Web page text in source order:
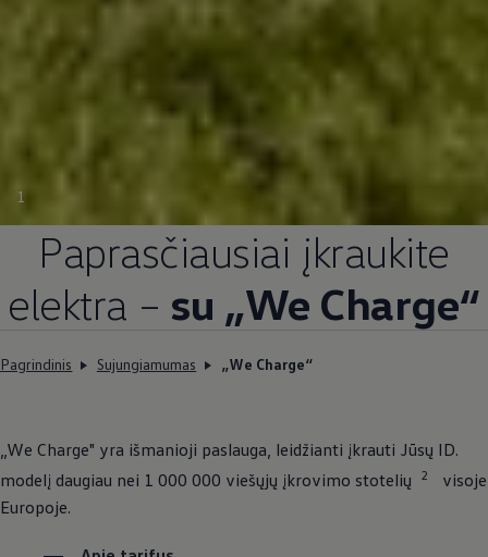
1
Paprasčiausiai įkraukite
elektra – su „We Charge“
Pagrindinis Sujungiamumas „We Charge“
„We Charge" yra išmanioji paslauga, leidžianti įkrauti Jūsų ID.
modelį daugiau nei 1 000 000 viešųjų įkrovimo stotelių
2
visoje
Europoje.